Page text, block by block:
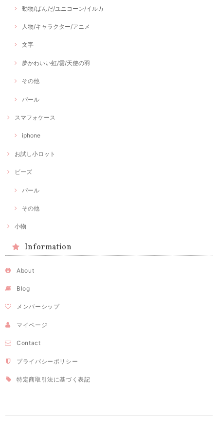
動物/ぱんだ/ユニコーン/イルカ
人物/キャラクター/アニメ
文字
夢かわいい虹/雲/天使の羽
その他
パール
スマフォケース
iphone
お試し小ロット
ビーズ
パール
その他
小物
Information
About
Blog
メンバーシップ
マイページ
Contact
プライバシーポリシー
特定商取引法に基づく表記